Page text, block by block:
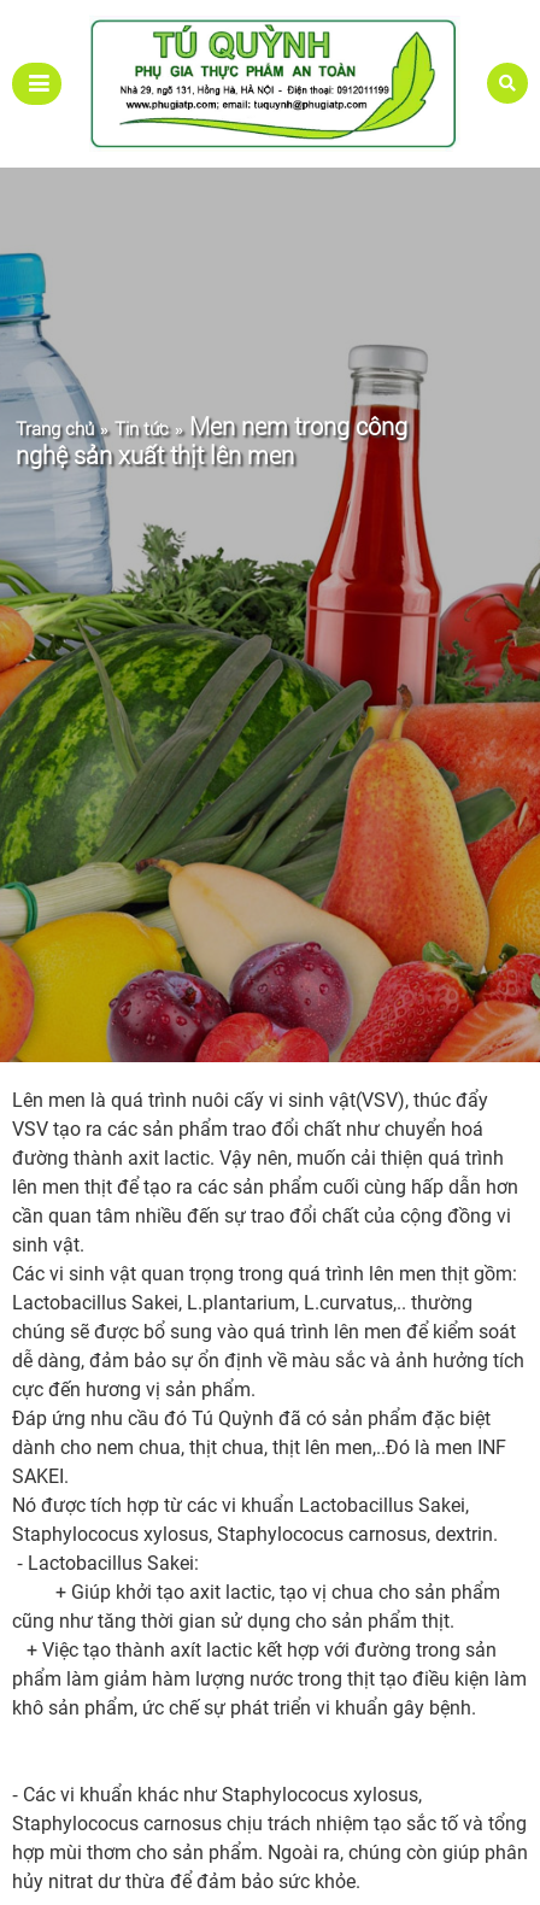
Trang chủ » Tin tức » Men nem trong công
nghệ sản xuất thịt lên men
Lên men là quá trình nuôi cấy vi sinh vật(VSV), thúc đẩy
VSV tạo ra các sản phẩm trao đổi chất như chuyển hoá
đường thành axit lactic. Vậy nên, muốn cải thiện quá trình
lên men thịt để tạo ra các sản phẩm cuối cùng hấp dẫn hơn
cần quan tâm nhiều đến sự trao đổi chất của cộng đồng vi
sinh vật.
Các vi sinh vật quan trọng trong quá trình lên men thịt gồm:
Lactobacillus Sakei, L.plantarium, L.curvatus,.. thường
chúng sẽ được bổ sung vào quá trình lên men để kiểm soát
dễ dàng, đảm bảo sự ổn định về màu sắc và ảnh hưởng tích
cực đến hương vị sản phẩm.
Đáp ứng nhu cầu đó Tú Quỳnh đã có sản phẩm đặc biệt
dành cho nem chua, thịt chua, thịt lên men,..Đó là men INF
SAKEI.
Nó được tích hợp từ các vi khuẩn Lactobacillus Sakei,
Staphylococus xylosus, Staphylococus carnosus, dextrin.
⁃ Lactobacillus Sakei:
+ Giúp khởi tạo axit lactic, tạo vị chua cho sản phẩm
cũng như tăng thời gian sử dụng cho sản phẩm thịt.
+ Việc tạo thành axít lactic kết hợp với đường trong sản
phẩm làm giảm hàm lượng nước trong thịt tạo điều kiện làm
khô sản phẩm, ức chế sự phát triển vi khuẩn gây bệnh.
⁃ Các vi khuẩn khác như Staphylococus xylosus,
Staphylococus carnosus chịu trách nhiệm tạo sắc tố và tổng
hợp mùi thơm cho sản phẩm. Ngoài ra, chúng còn giúp phân
hủy nitrat dư thừa để đảm bảo sức khỏe.